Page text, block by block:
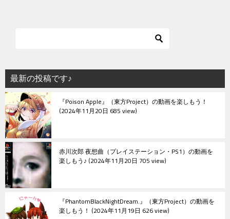
シ
ョ
ン
最新の投稿です♪
『Poison Apple』（東方Project）の動画を楽しもう！
2024年11月20日 685 view
赤川次郎 夜想曲（プレイステーション・PS1）の動画を
楽しもう♪ 2024年11月20日 705 view
『PhantomBlackNightDream.』（東方Project）の動画を
楽しもう！ 2024年11月19日 626 view